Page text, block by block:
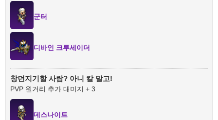
군터
디바인 크루세이더
창던지기할 사람? 아니 칼 말고!
PVP 원거리 추가 대미지 + 3
데스나이트